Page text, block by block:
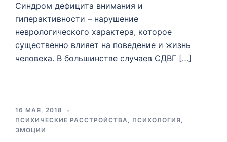
Синдром дефицита внимания и
гиперактивности – нарушение
неврологического характера, которое
существенно влияет на поведение и жизнь
человека. В большинстве случаев СДВГ […]
16 МАЯ, 2018
ПСИХИЧЕСКИЕ РАССТРОЙСТВА, ПСИХОЛОГИЯ,
ЭМОЦИИ